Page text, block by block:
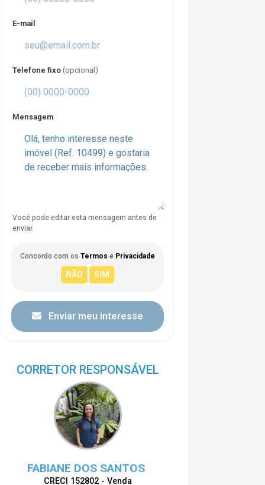
E-mail
Telefone fixo (opcional)
Mensagem
Você pode editar esta mensagem antes de
enviar.
Concordo com os Termos e Privacidade
Enviar meu interesse
CORRETOR RESPONSÁVEL
FABIANE DOS SANTOS
CRECI 152802 - Venda